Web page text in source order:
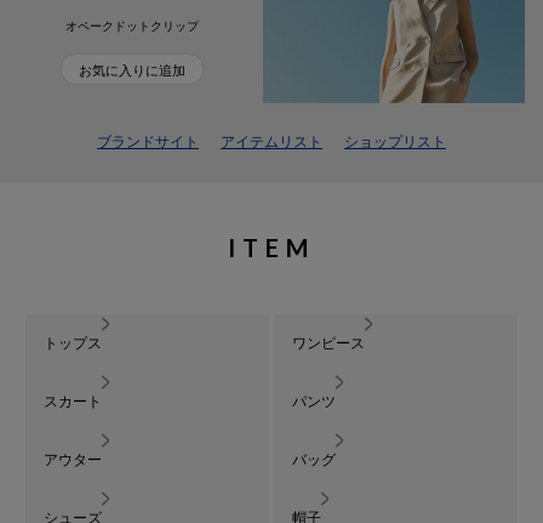
オペークドットクリップ
お気に入りに追加
ブランドサイト アイテムリスト ショップリスト
ITEM
トップス ワンピース
スカート パンツ
アウター バッグ
シューズ 帽子